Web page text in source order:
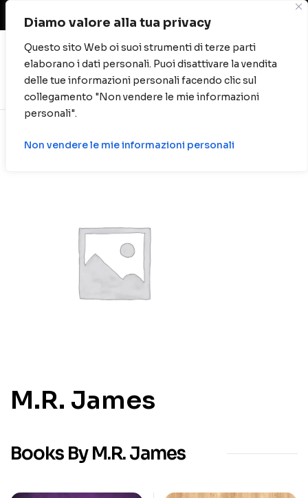
Diamo valore alla tua privacy
Questo sito Web oi suoi strumenti di terze parti
elaborano i dati personali. Puoi disattivare la vendita
delle tue informazioni personali facendo clic sul
collegamento "Non vendere le mie informazioni
personali".
Non vendere le mie informazioni personali
Spese di spedizione gratuite per ordini oltre
0
M.R. James
Books By M.R. James